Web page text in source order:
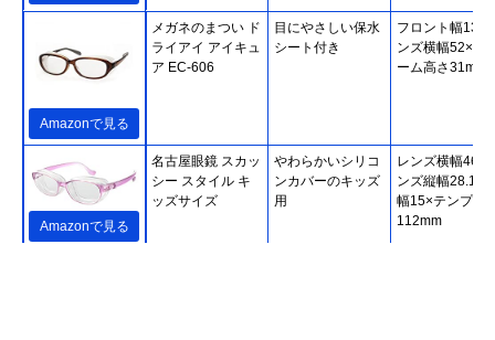
Amazonで見る
メガネのまつい ド
ライアイ アイキュ
ア EC-606
目にやさしい保水
シート付き
フロント幅
ンズ横幅52×フ
ーム高さ31mm
Amazonで見る
名古屋眼鏡 スカッ
シー スタイル キ
ッズサイズ
やわらかいシリコ
ンカバーのキッズ
用
レンズ横幅46×
ンズ縦幅28.1×
幅15×テンプル
112mm